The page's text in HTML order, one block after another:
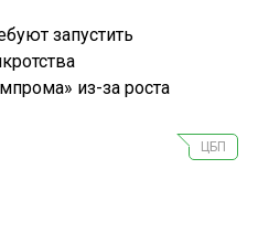
запустить
из-за роста
ЦБП